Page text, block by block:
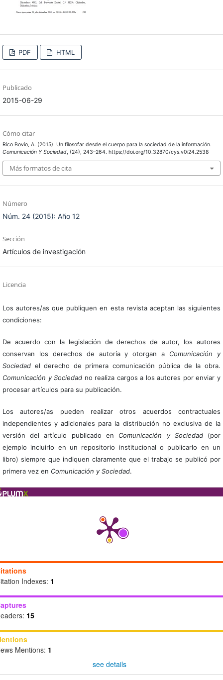
PDF HTML
Publicado
2015-06-29
Cómo citar
Rico Bovio, A. (2015). Un filosofar desde el cuerpo para la sociedad de la información.
Comunicación Y Sociedad, (24), 243–264. https://doi.org/10.32870/cys.v0i24.2538
Más formatos de cita
Número
Núm. 24 (2015): Año 12
Sección
Artículos de investigación
Licencia
Los autores/as que publiquen en esta revista aceptan las siguientes
condiciones:
De acuerdo con la legislación de derechos de autor, los autores
conservan los derechos de autoría y otorgan a Comunicación y
Sociedadel derecho de primera comunicación pública de la obra.
Comunicación y Sociedad no realiza cargos a los autores por enviar y
procesar artículos para su publicación.
Los autores/as pueden realizar otros acuerdos contractuales
independientes y adicionales para la distribución no exclusiva de la
versión del artículo publicado en Comunicación y Sociedad(por
ejemplo incluirlo en un repositorio institucional o publicarlo en un
libro) siempre que indiquen claramente que el trabajo se publicó por
primera vez en Comunicación y Sociedad.
Indexes: 1
15
Mentions: 1
see details